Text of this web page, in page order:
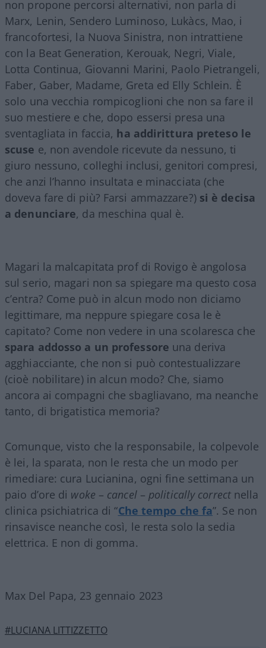
non propone percorsi alternativi, non parla di
Marx, Lenin, Sendero Luminoso, Lukàcs, Mao, i
francofortesi, la Nuova Sinistra, non intrattiene
con la Beat Generation, Kerouak, Negri, Viale,
Lotta Continua, Giovanni Marini, Paolo Pietrangeli,
Faber, Gaber, Madame, Greta ed Elly Schlein. È
solo una vecchia rompicoglioni che non sa fare il
suo mestiere e che, dopo essersi presa una
sventagliata in faccia, ha addirittura preteso le
scuse e, non avendole ricevute da nessuno, ti
giuro nessuno, colleghi inclusi, genitori compresi,
che anzi l’hanno insultata e minacciata (che
doveva fare di più? Farsi ammazzare?)si è decisa
a denunciare, da meschina qual è.
Magari la malcapitata prof di Rovigo è angolosa
sul serio, magari non sa spiegare ma questo cosa
c’entra? Come può in alcun modo non diciamo
legittimare, ma neppure spiegare cosa le è
capitato? Come non vedere in una scolaresca che
spara addosso a un professore una deriva
agghiacciante, che non si può contestualizzare
(cioè nobilitare) in alcun modo? Che, siamo
ancora ai compagni che sbagliavano, ma neanche
tanto, di brigatistica memoria?
Comunque, visto che la responsabile, la colpevole
è lei, la sparata, non le resta che un modo per
rimediare: cura Lucianina, ogni fine settimana un
paio d’ore di woke – cancel– politically correctnella
clinica psichiatrica di “Che tempo che fa”. Se non
rinsavisce neanche così, le resta solo la sedia
elettrica. E non di gomma.
Max Del Papa, 23 gennaio 2023
#LUCIANA LITTIZZETTO